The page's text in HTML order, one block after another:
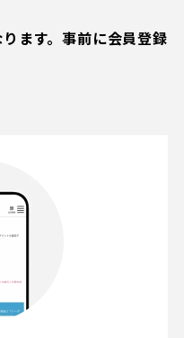
ます。事前に会員登録